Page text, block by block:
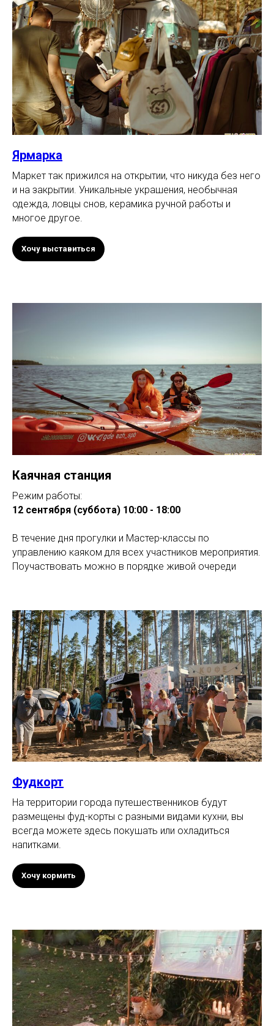
Ярмарка
Маркет так прижился на открытии, что никуда без него
и на закрытии. Уникальные украшения, необычная
одежда, ловцы снов, керамика ручной работы и
многое другое.
Хочу выставиться
Каячная станция
Режим работы:
12 сентября (суббота) 10:00 - 18:00
В течение дня прогулки и Мастер-классы по
управлению каяком для всех участников мероприятия.
Поучаствовать можно в порядке живой очереди
Фудкорт
На территории города путешественников будут
размещены фуд-корты с разными видами кухни, вы
всегда можете здесь покушать или охладиться
напитками.
Хочу кормить